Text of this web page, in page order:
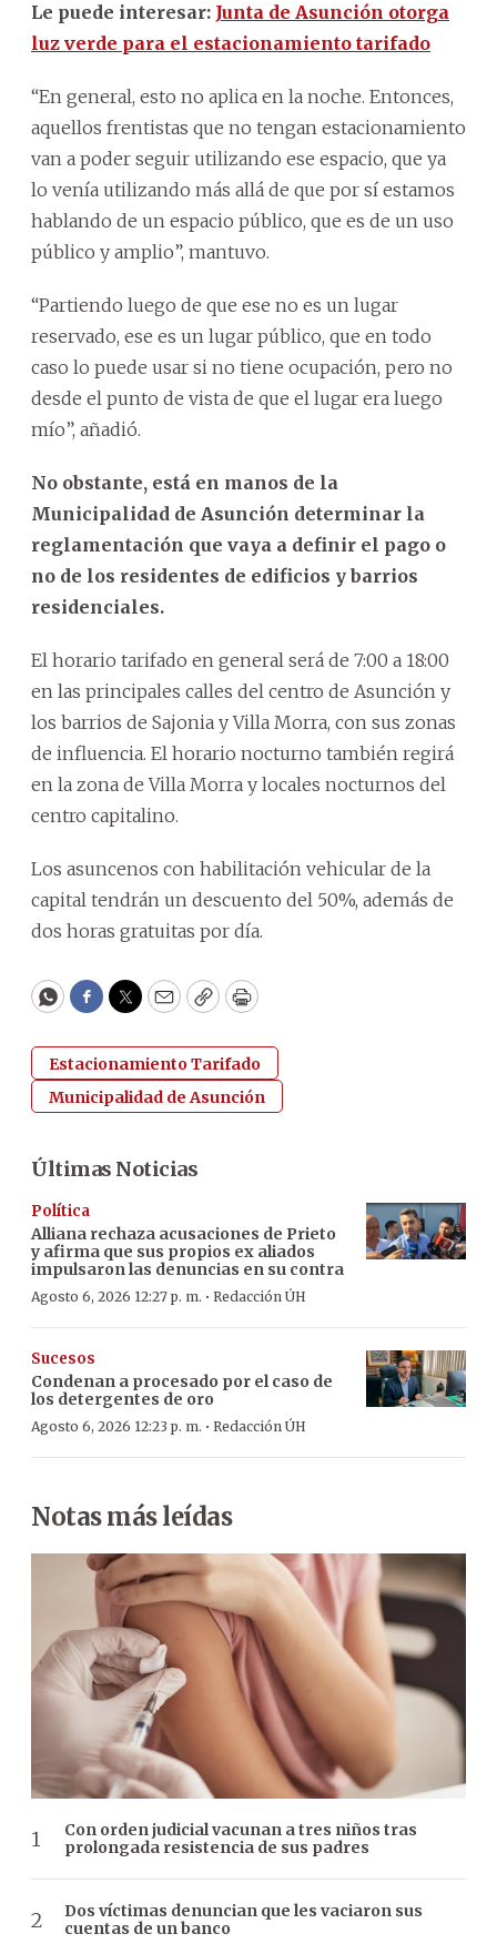
Le puede interesar: Junta de Asunción otorga
luz verde para el estacionamiento tarifado
“En general, esto no aplica en la noche. Entonces,
aquellos frentistas que no tengan estacionamiento
van a poder seguir utilizando ese espacio, que ya
lo venía utilizando más allá de que por sí estamos
hablando de un espacio público, que es de un uso
público y amplio”, mantuvo.
“Partiendo luego de que ese no es un lugar
reservado, ese es un lugar público, que en todo
caso lo puede usar si no tiene ocupación, pero no
desde el punto de vista de que el lugar era luego
mío”, añadió.
No obstante, está en manos de la
Municipalidad de Asunción determinar la
reglamentación que vaya a definir el pago o
no de los residentes de edificios y barrios
residenciales.
El horario tarifado en general será de 7:00 a 18:00
en las principales calles del centro de Asunción y
los barrios de Sajonia y Villa Morra, con sus zonas
de influencia. El horario nocturno también regirá
en la zona de Villa Morra y locales nocturnos del
centro capitalino.
Los asuncenos con habilitación vehicular de la
capital tendrán un descuento del 50%, además de
dos horas gratuitas por día.
WhatsApp
Facebook
Twitter
EmailCopyPrint
Estacionamiento Tarifado
Municipalidad de Asunción
Últimas Noticias
Política
Alliana rechaza acusaciones de Prieto
y afirma que sus propios ex aliados
impulsaron las denuncias en su contra
Agosto 6, 2026 12:27 p. m. · Redacción ÚH
Sucesos
Condenan a procesado por el caso de
los detergentes de oro
Agosto 6, 2026 12:23 p. m. · Redacción ÚH
Notas más leídas
Con orden judicial vacunan a tres niños tras
prolongada resistencia de sus padres
Dos víctimas denuncian que les vaciaron sus
cuentas de un banco